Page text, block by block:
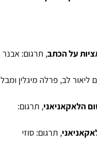
על הכתב, תרגום: אבנר
ליאור לב, פרלה מיגלין ומבל
הלאקאניאני, תרגום:
, תרגום: סוזי